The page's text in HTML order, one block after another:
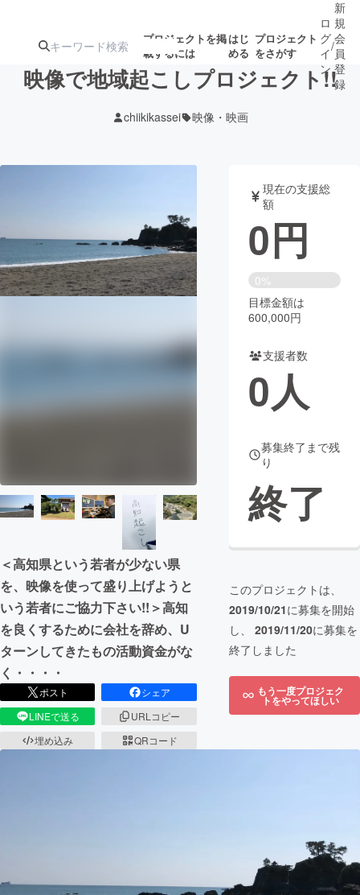
プロジェクトを掲
載するには
はじ
める
プロジェクト
をさがす
テクノロジー・ガジェット ゲーム・サ
書籍・雑誌
ビジネス・起業 チャレンジ
CAMPFIRE Creation
コミュニティ
ロ
グ
イ
ン
/
新
規
会
員
登
録
映像で地域起こしプロジェクト!!
chiikikassei 映像・映画
＜高知県という若者が少ない県
を、映像を使って盛り上げようと
いう若者にご協力下さい!!＞高知
を良くするために会社を辞め、U
ターンしてきたもの活動資金がな
く・・・・
ポスト
シェア
LINEで送る
URLコピー
埋め込み
QRコード
現在の支援総
額
0円
0%
目標金額は
600,000円
支援者数
0人
募集終了まで残
り
終了
このプロジェクトは、
2019/10/21に募集を開始
し、 2019/11/20に募集を
終了しました
もう一度プロジェク
トをやってほしい